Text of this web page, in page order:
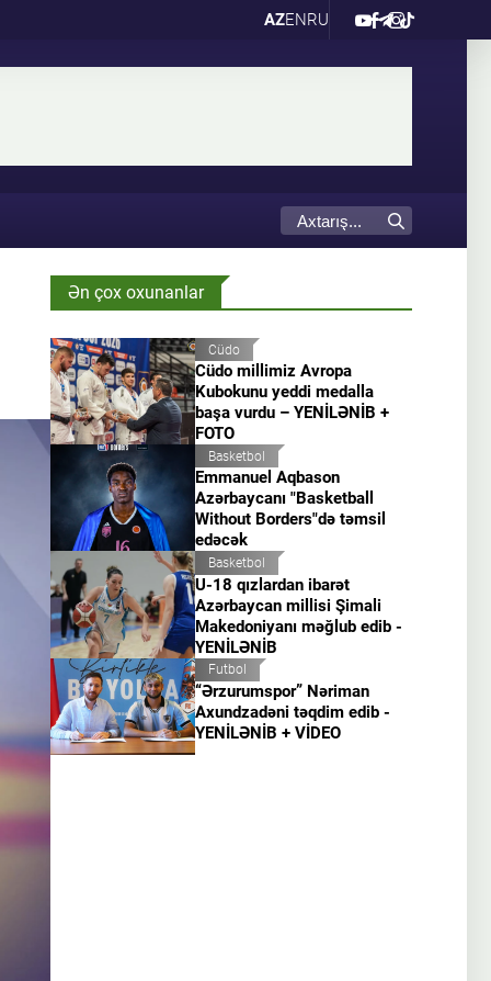
AZENRU
Ən çox oxunanlar
Cüdo
Cüdo millimiz Avropa
Kubokunu yeddi medalla
başa vurdu – YENİLƏNİB +
FOTO
Basketbol
Emmanuel Aqbason
Azərbaycanı "Basketball
Without Borders"də təmsil
edəcək
Basketbol
U-18 qızlardan ibarət
Azərbaycan millisi Şimali
Makedoniyanı məğlub edib -
YENİLƏNİB
Futbol
“Ərzurumspor” Nəriman
Axundzadəni təqdim edib -
YENİLƏNİB + VİDEO